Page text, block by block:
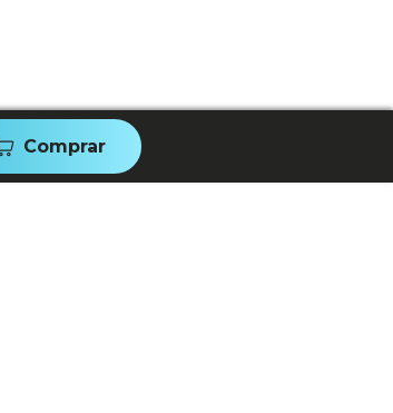
Comprar